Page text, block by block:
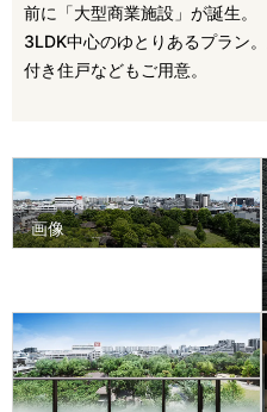
前に「大型商業施設」が誕生。
3LDK中心のゆとりあるプラン
付き住戸などもご用意。
画像